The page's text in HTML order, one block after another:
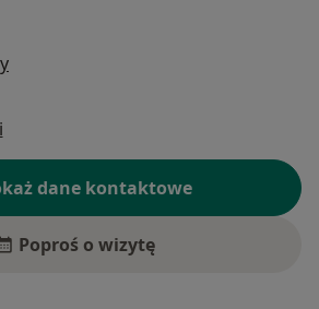
dane kontaktowe
Poproś o wizytę